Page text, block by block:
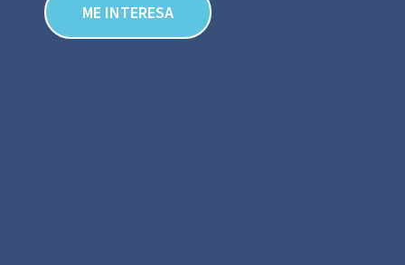
ME INTERESA